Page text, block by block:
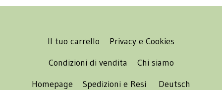
Il tuo carrello
Privacy e Cookies
Condizioni di vendita
Chi siamo
Homepage
Spedizioni e Resi
Deutsch